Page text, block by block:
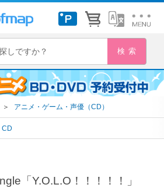
＞ アニメ・ゲーム・声優（CD）
CD
「Y.O.L.O！！！！！」